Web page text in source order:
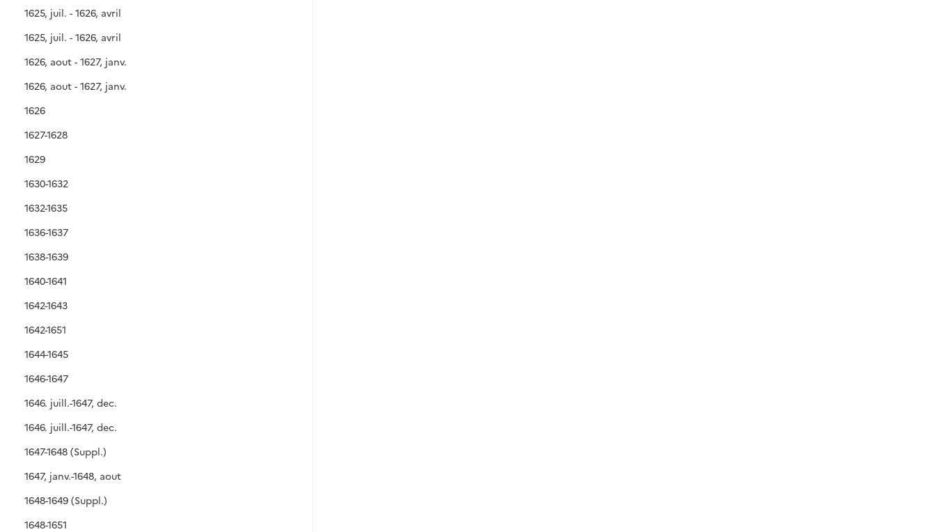
1625, juil. - 1626, avril
1625, juil. - 1626, avril
1626, aout - 1627, janv.
1626, aout - 1627, janv.
1626
1627-1628
1629
1630-1632
1632-1635
1636-1637
1638-1639
1640-1641
1642-1643
1642-1651
1644-1645
1646-1647
1646. juill.-1647, dec.
1646. juill.-1647, dec.
1647-1648 (Suppl.)
1647, janv.-1648, aout
1648-1649 (Suppl.)
1648-1651